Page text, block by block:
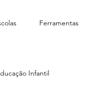
Ferramentas
Infantil